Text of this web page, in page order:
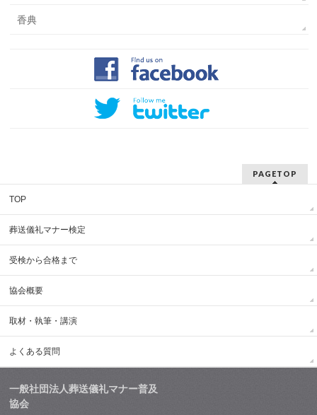
香典
PAGETOP
TOP
葬送儀礼マナー検定
受検から合格まで
協会概要
取材・執筆・講演
よくある質問
一般社団法人葬送儀礼マナー普及
協会